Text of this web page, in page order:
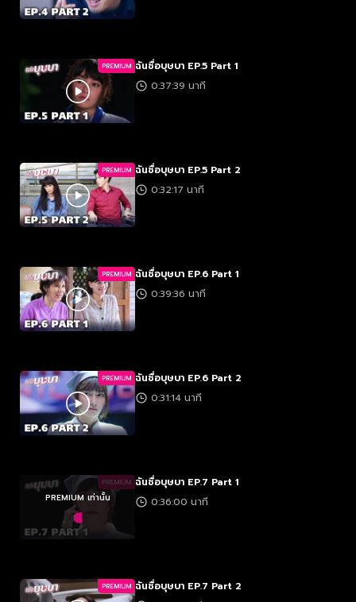
PREMIUM ฉันชื่อบุษบา EP.5 Part 1
0:37:39 นาที
PREMIUM ฉันชื่อบุษบา EP.5 Part 2
0:32:17 นาที
PREMIUM ฉันชื่อบุษบา EP.6 Part 1
0:39:36 นาที
PREMIUM ฉันชื่อบุษบา EP.6 Part 2
0:31:14 นาที
PREMIUM
PREMIUM เท่านั้น
ฉันชื่อบุษบา EP.7 Part 1
0:36:00 นาที
PREMIUM ฉันชื่อบุษบา EP.7 Part 2